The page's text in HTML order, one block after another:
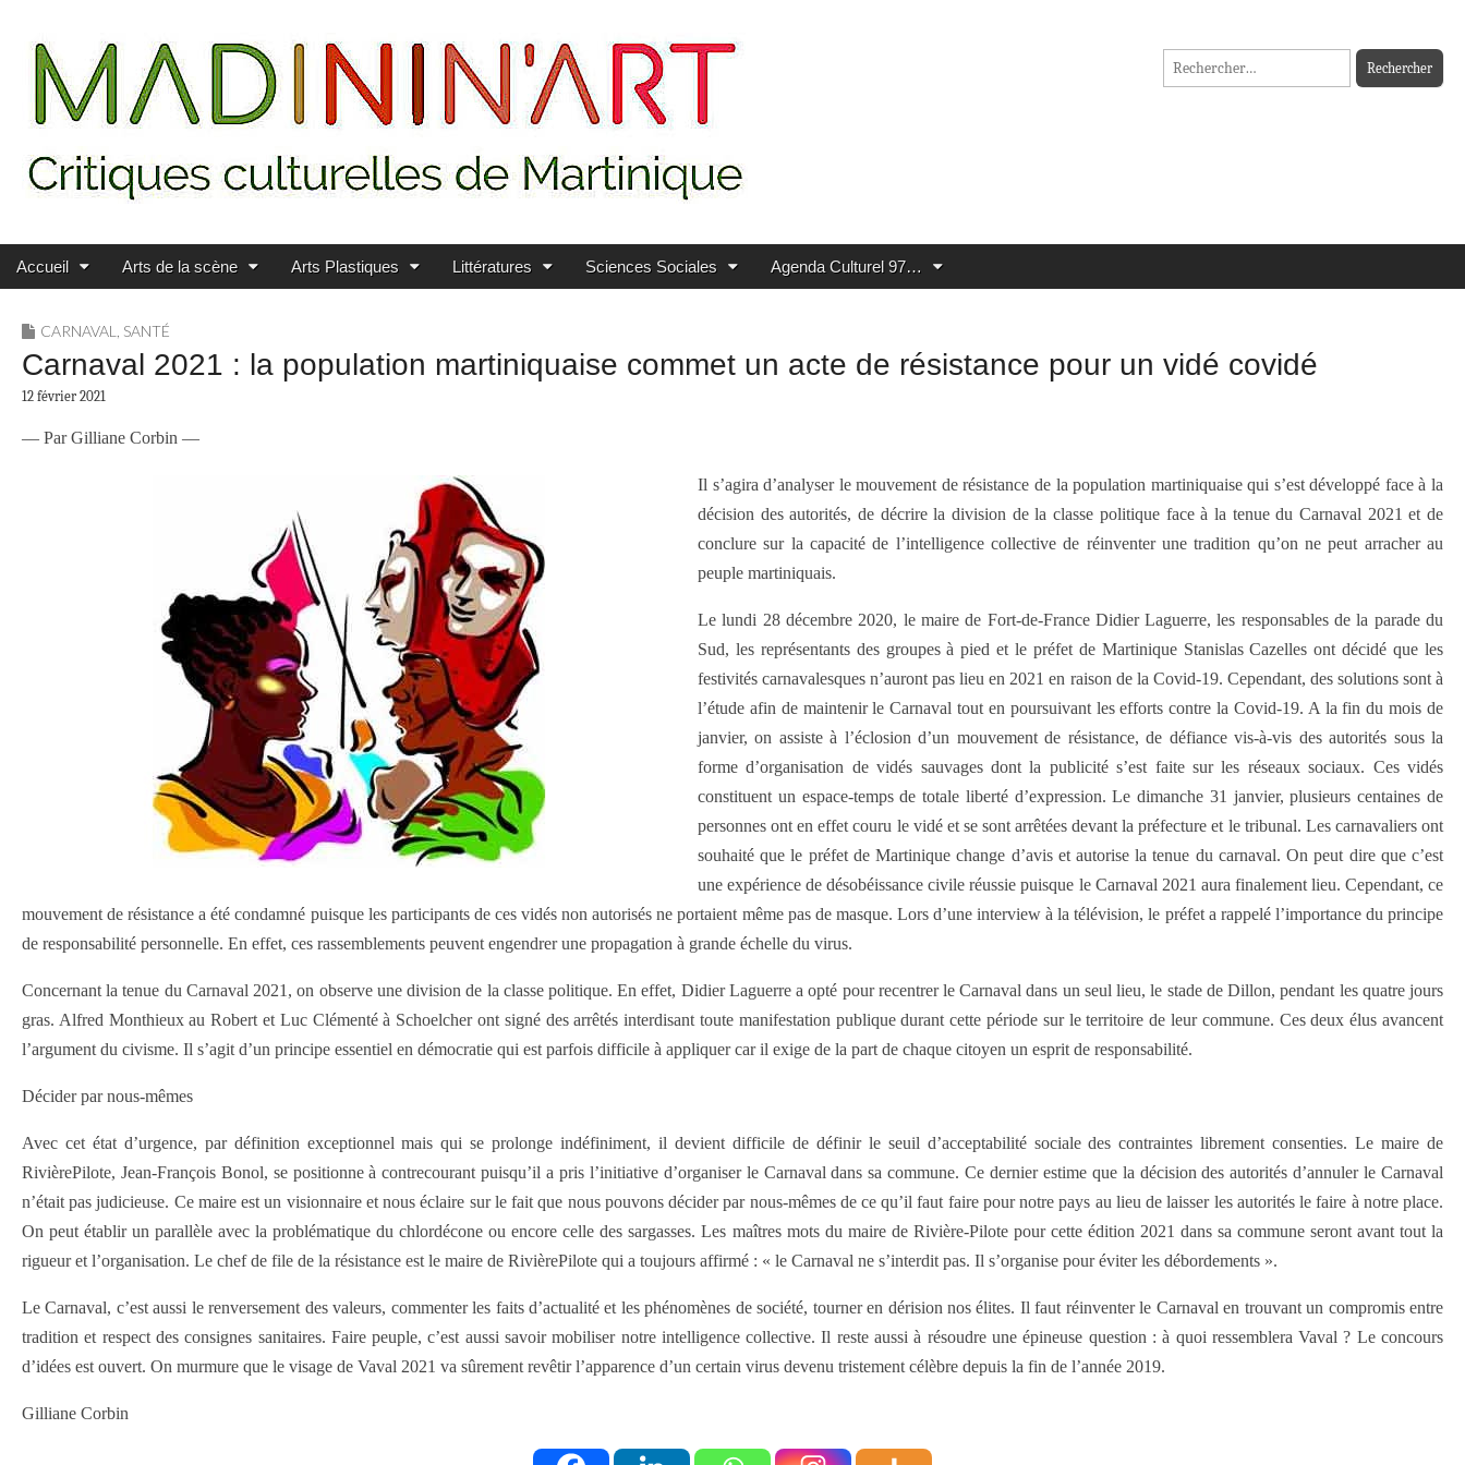
MADININ'ART
Rechercher :
Main menu
Skip to content
Accueil Arts de la scène Arts Plastiques Littératures Sciences Sociales Agenda Culturel 97…
CARNAVAL SANTÉ
Carnaval 2021 : la population martiniquaise commet un acte de résistance pour un vidé covidé
12 février 2021
— Par Gilliane Corbin —
Il s’agira d’analyser le mouvement de résistance de la population martiniquaise qui s’est développé face à la
décision des autorités, de décrire la division de la classe politique face à la tenue du Carnaval 2021 et de
conclure sur la capacité de l’intelligence collective de réinventer une tradition qu’on ne peut arracher au
peuple martiniquais.
Le lundi 28 décembre 2020, le maire de Fort-de-France Didier Laguerre, les responsables de la parade du
Sud, les représentants des groupes à pied et le préfet de Martinique Stanislas Cazelles ont décidé que les
festivités carnavalesques n’auront pas lieu en 2021 en raison de la Covid-19. Cependant, des solutions sont à
l’étude afin de maintenir le Carnaval tout en poursuivant les efforts contre la Covid-19. A la fin du mois de
janvier, on assiste à l’éclosion d’un mouvement de résistance, de défiance vis-à-vis des autorités sous la
forme d’organisation de vidés sauvages dont la publicité s’est faite sur les réseaux sociaux. Ces vidés
constituent un espace-temps de totale liberté d’expression. Le dimanche 31 janvier, plusieurs centaines de
personnes ont en effet couru le vidé et se sont arrêtées devant la préfecture et le tribunal. Les carnavaliers ont
souhaité que le préfet de Martinique change d’avis et autorise la tenue du carnaval. On peut dire que c’est
une expérience de désobéissance civile réussie puisque le Carnaval 2021 aura finalement lieu. Cependant, ce
mouvement de résistance a été condamné puisque les participants de ces vidés non autorisés ne portaient même pas de masque. Lors d’une interview à la télévision, le préfet a rappelé l’importance du principe
de responsabilité personnelle. En effet, ces rassemblements peuvent engendrer une propagation à grande échelle du virus.
Concernant la tenue du Carnaval 2021, on observe une division de la classe politique. En effet, Didier Laguerre a opté pour recentrer le Carnaval dans un seul lieu, le stade de Dillon, pendant les quatre jours
gras. Alfred Monthieux au Robert et Luc Clémenté à Schoelcher ont signé des arrêtés interdisant toute manifestation publique durant cette période sur le territoire de leur commune. Ces deux élus avancent
l’argument du civisme. Il s’agit d’un principe essentiel en démocratie qui est parfois difficile à appliquer car il exige de la part de chaque citoyen un esprit de responsabilité.
Décider par nous-mêmes
Avec cet état d’urgence, par définition exceptionnel mais qui se prolonge indéfiniment, il devient difficile de définir le seuil d’acceptabilité sociale des contraintes librement consenties. Le maire de
RivièrePilote, Jean-François Bonol, se positionne à contrecourant puisqu’il a pris l’initiative d’organiser le Carnaval dans sa commune. Ce dernier estime que la décision des autorités d’annuler le Carnaval
n’était pas judicieuse. Ce maire est un visionnaire et nous éclaire sur le fait que nous pouvons décider par nous-mêmes de ce qu’il faut faire pour notre pays au lieu de laisser les autorités le faire à notre place.
On peut établir un parallèle avec la problématique du chlordécone ou encore celle des sargasses. Les maîtres mots du maire de Rivière-Pilote pour cette édition 2021 dans sa commune seront avant tout la
rigueur et l’organisation. Le chef de file de la résistance est le maire de RivièrePilote qui a toujours affirmé : « le Carnaval ne s’interdit pas. Il s’organise pour éviter les débordements ».
Le Carnaval, c’est aussi le renversement des valeurs, commenter les faits d’actualité et les phénomènes de société, tourner en dérision nos élites. Il faut réinventer le Carnaval en trouvant un compromis entre
tradition et respect des consignes sanitaires. Faire peuple, c’est aussi savoir mobiliser notre intelligence collective. Il reste aussi à résoudre une épineuse question : à quoi ressemblera Vaval ? Le concours
d’idées est ouvert. On murmure que le visage de Vaval 2021 va sûrement revêtir l’apparence d’un certain virus devenu tristement célèbre depuis la fin de l’année 2019.
Gilliane Corbin